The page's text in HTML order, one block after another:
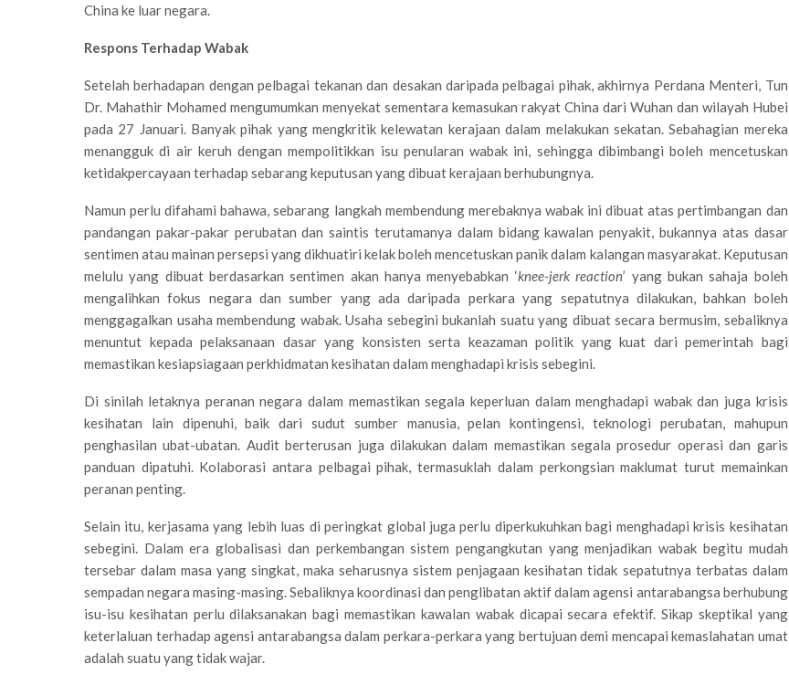
China ke luar negara.
Respons Terhadap Wabak
Setelah berhadapan dengan pelbagai tekanan dan desakan daripada pelbagai pihak, akhirnya Perdana Menteri, Tun
Dr. Mahathir Mohamed mengumumkan menyekat sementara kemasukan rakyat China dari Wuhan dan wilayah Hubei
pada 27 Januari. Banyak pihak yang mengkritik kelewatan kerajaan dalam melakukan sekatan. Sebahagian mereka
menangguk di air keruh dengan mempolitikkan isu penularan wabak ini, sehingga dibimbangi boleh mencetuskan
ketidakpercayaan terhadap sebarang keputusan yang dibuat kerajaan berhubungnya.
Namun perlu difahami bahawa, sebarang langkah membendung merebaknya wabak ini dibuat atas pertimbangan dan
pandangan pakar-pakar perubatan dan saintis terutamanya dalam bidang kawalan penyakit, bukannya atas dasar
sentimen atau mainan persepsi yang dikhuatiri kelak boleh mencetuskan panik dalam kalangan masyarakat. Keputusan
melulu yang dibuat berdasarkan sentimen akan hanya menyebabkan ‘knee-jerk reaction’ yang bukan sahaja boleh
mengalihkan fokus negara dan sumber yang ada daripada perkara yang sepatutnya dilakukan, bahkan boleh
menggagalkan usaha membendung wabak. Usaha sebegini bukanlah suatu yang dibuat secara bermusim, sebaliknya
menuntut kepada pelaksanaan dasar yang konsisten serta keazaman politik yang kuat dari pemerintah bagi
memastikan kesiapsiagaan perkhidmatan kesihatan dalam menghadapi krisis sebegini.
Di sinilah letaknya peranan negara dalam memastikan segala keperluan dalam menghadapi wabak dan juga krisis
kesihatan lain dipenuhi, baik dari sudut sumber manusia, pelan kontingensi, teknologi perubatan, mahupun
penghasilan ubat-ubatan. Audit berterusan juga dilakukan dalam memastikan segala prosedur operasi dan garis
panduan dipatuhi. Kolaborasi antara pelbagai pihak, termasuklah dalam perkongsian maklumat turut memainkan
peranan penting.
Selain itu, kerjasama yang lebih luas di peringkat global juga perlu diperkukuhkan bagi menghadapi krisis kesihatan
sebegini. Dalam era globalisasi dan perkembangan sistem pengangkutan yang menjadikan wabak begitu mudah
tersebar dalam masa yang singkat, maka seharusnya sistem penjagaan kesihatan tidak sepatutnya terbatas dalam
sempadan negara masing-masing. Sebaliknya koordinasi dan penglibatan aktif dalam agensi antarabangsa berhubung
isu-isu kesihatan perlu dilaksanakan bagi memastikan kawalan wabak dicapai secara efektif. Sikap skeptikal yang
keterlaluan terhadap agensi antarabangsa dalam perkara-perkara yang bertujuan demi mencapai kemaslahatan umat
adalah suatu yang tidak wajar.